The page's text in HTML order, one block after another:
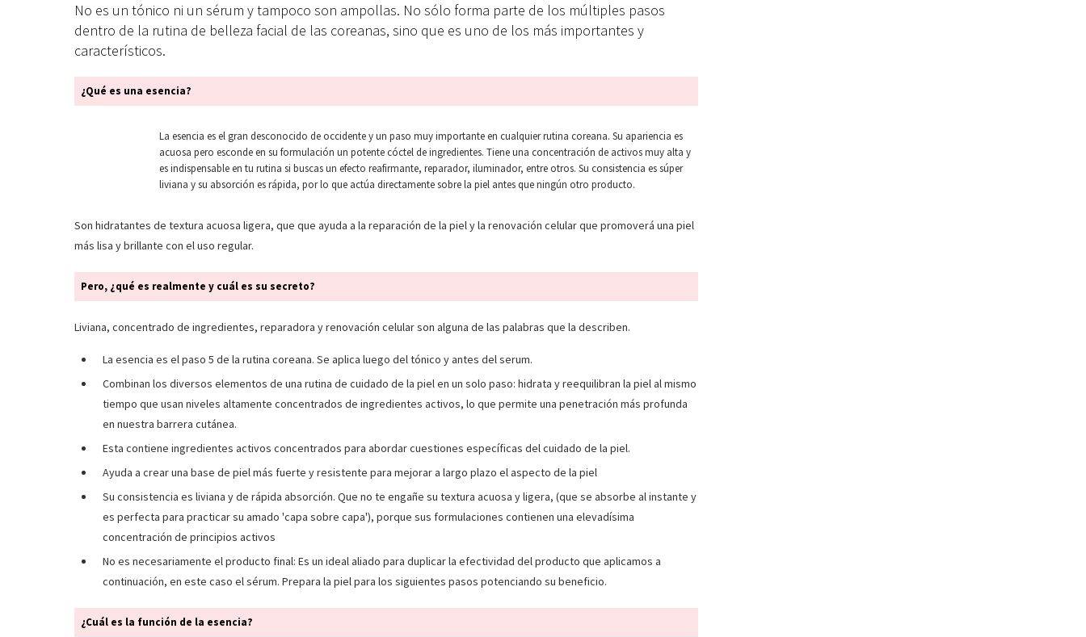
No es un tónico ni un sérum y tampoco son ampollas. No sólo forma parte de los múltiples pasos
dentro de la rutina de belleza facial de las coreanas, sino que es uno de los más importantes y
característicos.
¿Qué es una esencia?
La esencia es el gran desconocido de occidente y un paso muy importante en cualquier rutina coreana. Su apariencia es
acuosa pero esconde en su formulación un potente cóctel de ingredientes. Tiene una concentración de activos muy alta y
es indispensable en tu rutina si buscas un efecto reafirmante, reparador, iluminador, entre otros. Su consistencia es súper
liviana y su absorción es rápida, por lo que actúa directamente sobre la piel antes que ningún otro producto.
Son hidratantes de textura acuosa ligera, que que ayuda a la reparación de la piel y la renovación celular que promoverá una piel
más lisa y brillante con el uso regular.
Pero, ¿qué es realmente y cuál es su secreto?
Liviana, concentrado de ingredientes, reparadora y renovación celular son alguna de las palabras que la describen.
La esencia es el paso 5 de la rutina coreana. Se aplica luego del tónico y antes del serum.
Combinan los diversos elementos de una rutina de cuidado de la piel en un solo paso: hidrata y reequilibran la piel al mismo
tiempo que usan niveles altamente concentrados de ingredientes activos, lo que permite una penetración más profunda
en nuestra barrera cutánea.
Esta contiene ingredientes activos concentrados para abordar cuestiones específicas del cuidado de la piel.
Ayuda a crear una base de piel más fuerte y resistente para mejorar a largo plazo el aspecto de la piel
Su consistencia es liviana y de rápida absorción. Que no te engañe su textura acuosa y ligera, (que se absorbe al instante y
es perfecta para practicar su amado 'capa sobre capa'), porque sus formulaciones contienen una elevadísima
concentración de principios activos
No es necesariamente el producto final: Es un ideal aliado para duplicar la efectividad del producto que aplicamos a
continuación, en este caso el sérum. Prepara la piel para los siguientes pasos potenciando su beneficio.
¿Cuál es la función de la esencia?